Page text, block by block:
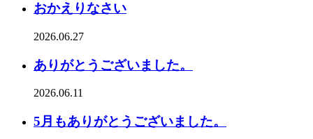
おかえりなさい
2026.06.27
ありがとうございました。
2026.06.11
5月もありがとうございました。